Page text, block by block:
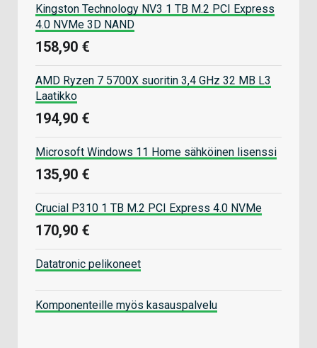
Kingston Technology NV3 1 TB M.2 PCI Express
4.0 NVMe 3D NAND
158,90 €
AMD Ryzen 7 5700X suoritin 3,4 GHz 32 MB L3
Laatikko
194,90 €
Microsoft Windows 11 Home sähköinen lisenssi
135,90 €
Crucial P310 1 TB M.2 PCI Express 4.0 NVMe
170,90 €
Datatronic pelikoneet
Komponenteille myös kasauspalvelu